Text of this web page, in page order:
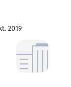
2019